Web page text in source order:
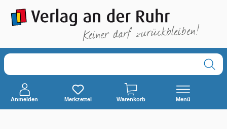
springen
Anmelden Merkzettel Warenkorb Menü